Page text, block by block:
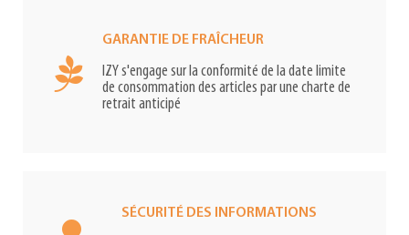
GARANTIE DE FRAÎCHEUR
IZY s'engage sur la conformité de la date limite
de consommation des articles par une charte de
retrait anticipé
SÉCURITÉ DES INFORMATIONS